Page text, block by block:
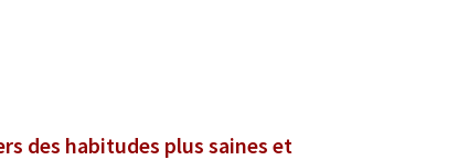
des habitudes plus saines et